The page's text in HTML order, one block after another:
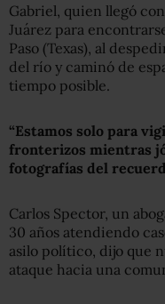
Gabriel, quien llegó
Juárez para
Paso (Texas), al
del río y caminó de
tiempo posible.
“Estamos solo para
fronterizos mientras
fotografías del
Carlos Spector, un
30 años atendiendo
asilo político, dijo que
ataque hacia una